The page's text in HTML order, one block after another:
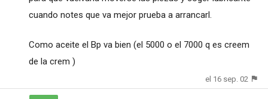
cuando notes que va mejor prueba a arrancarl.
Como aceite el Bp va bien (el 5000 o el 7000 q es creem
de la crem )
el 16 sep. 02